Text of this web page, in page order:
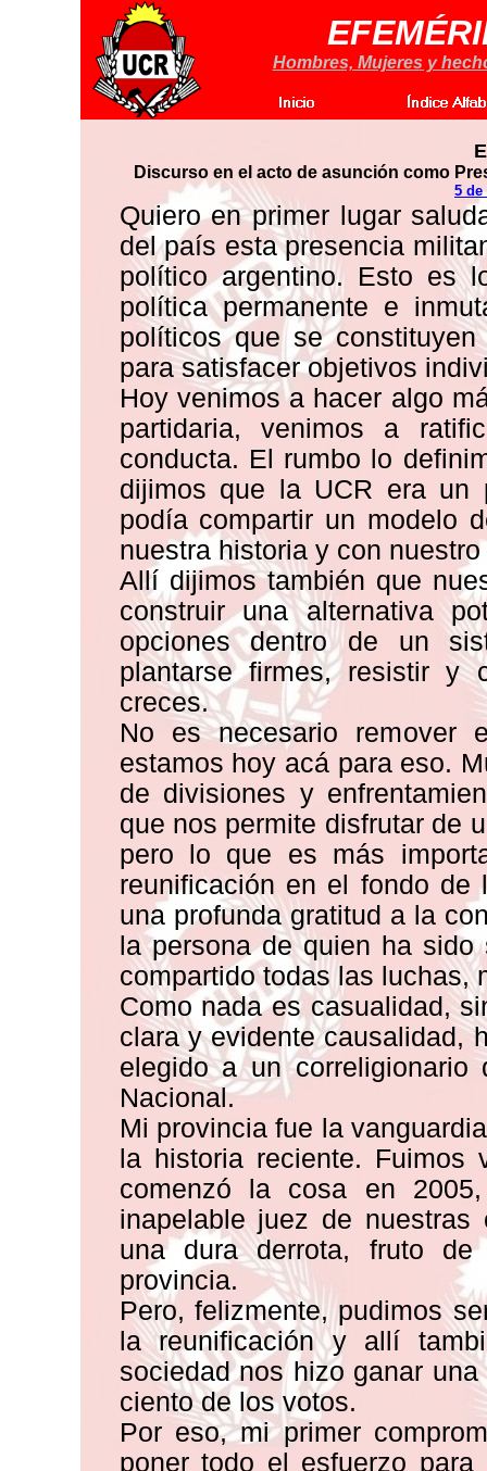
Hombres, Mujeres y
Discurso en el acto de asunción como
5 de
Quiero en primer lugar
del país esta presencia
político argentino. Esto es
política permanente e
políticos que se
para satisfacer objetivos
Hoy venimos a hacer algo
partidaria, venimos a
conducta. El rumbo lo
dijimos que la UCR era un
podía compartir un modelo
nuestra historia y con
Allí dijimos también que
construir una alternativa
opciones dentro de un
plantarse firmes, resistir y
creces.
No es necesario remover
estamos hoy acá para eso.
de divisiones y
que nos permite disfrutar de
pero lo que es más
reunificación en el fondo de
una profunda gratitud a la
la persona de quien ha
compartido todas las luchas,
Como nada es casualidad,
clara y evidente causalidad,
elegido a un
Nacional.
Mi provincia fue la
la historia reciente.
comenzó la cosa en
inapelable juez de
una dura derrota, fruto
provincia.
Pero, felizmente, pudimos
la reunificación y allí
sociedad nos hizo ganar
ciento de los votos.
Por eso, mi primer
poner todo el esfuerzo